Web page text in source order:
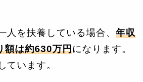
人を扶養している場合、 年収
額は約630万円になります。
ています。